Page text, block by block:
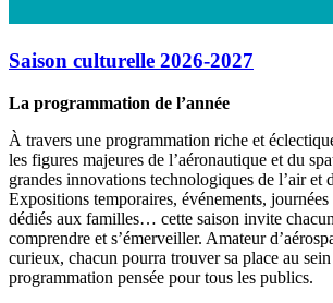
Saison culturelle 2026-2027
La programmation de l’année
À travers une programmation riche et
les figures majeures de l’aéronautique et du
grandes innovations technologiques de l’air et
Expositions temporaires, événements, journées
dédiés aux familles… cette saison invite
comprendre et s’émerveiller. Amateur
curieux, chacun pourra trouver sa place au sein
programmation pensée pour tous les publics.